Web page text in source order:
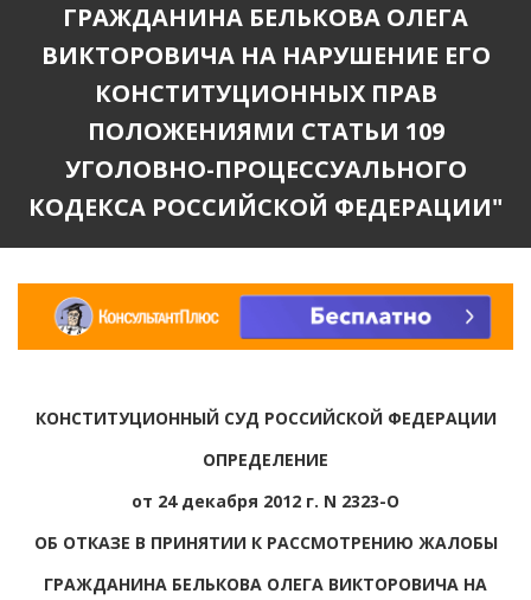
ГРАЖДАНИНА БЕЛЬКОВА ОЛЕГА
ВИКТОРОВИЧА НА НАРУШЕНИЕ ЕГО
КОНСТИТУЦИОННЫХ ПРАВ
ПОЛОЖЕНИЯМИ СТАТЬИ 109
УГОЛОВНО-ПРОЦЕССУАЛЬНОГО
КОДЕКСА РОССИЙСКОЙ ФЕДЕРАЦИИ"
КОНСТИТУЦИОННЫЙ СУД РОССИЙСКОЙ ФЕДЕРАЦИИ
ОПРЕДЕЛЕНИЕ
от 24 декабря 2012 г. N 2323-О
ОБ ОТКАЗЕ В ПРИНЯТИИ К РАССМОТРЕНИЮ ЖАЛОБЫ
ГРАЖДАНИНА БЕЛЬКОВА ОЛЕГА ВИКТОРОВИЧА НА